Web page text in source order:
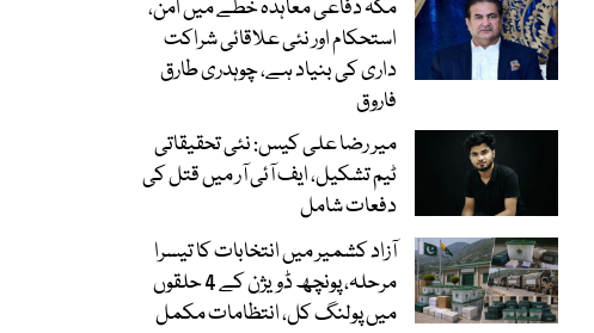
مکہ دفاعی معاہدہ خطے میں امن،
استحکام اور نئی علاقائی شراکت
داری کی بنیاد ہے، چوہدری طارق
فاروق
میر رضا علی کیس: نئی تحقیقاتی
ٹیم تشکیل، ایف آئی آر میں قتل کی
دفعات شامل
آزاد کشمیر میں انتخابات کا تیسرا
مرحلہ، پونچھ ڈویژن کے 4 حلقوں
میں پولنگ کل، انتظامات مکمل